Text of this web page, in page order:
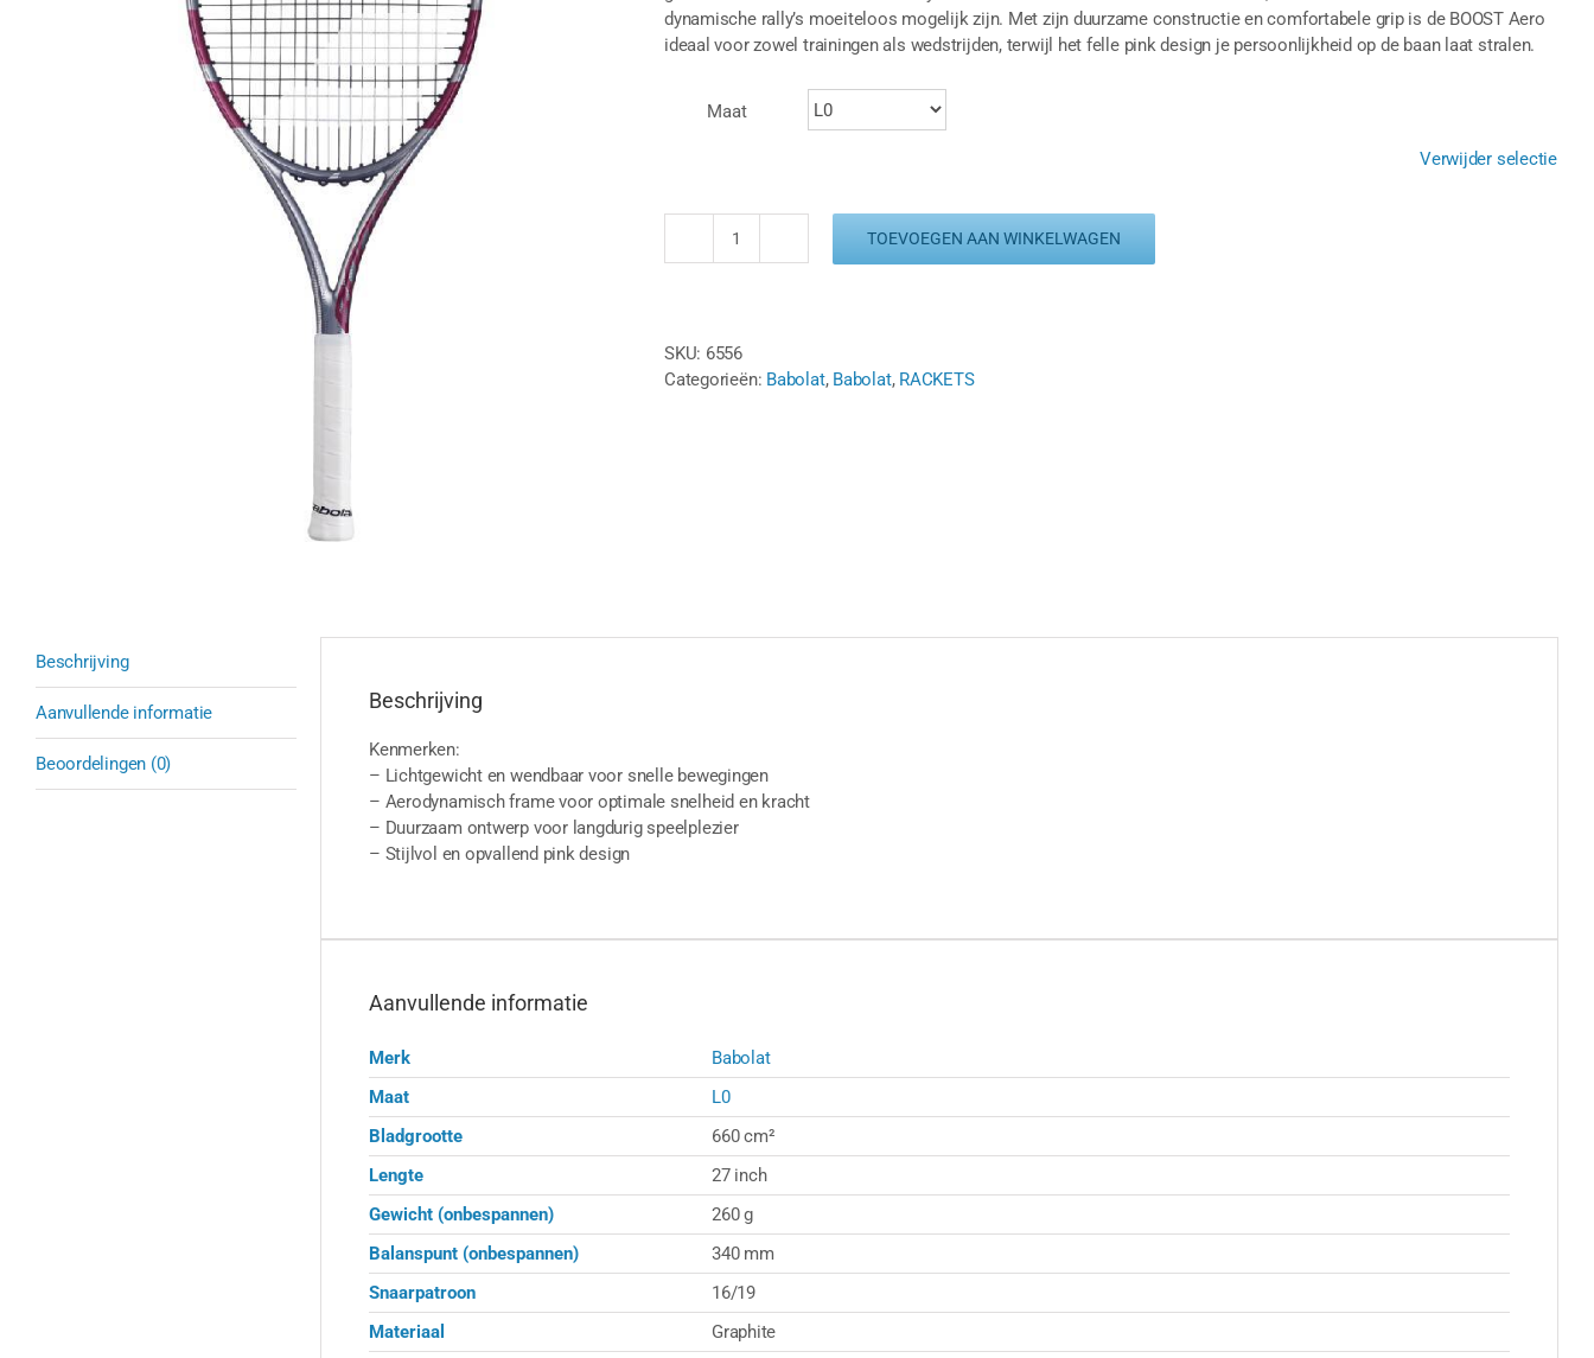
dynamische rally’s moeiteloos mogelijk zijn. Met zijn duurzame constructie en comfortabele grip is de BOOST Aero
ideaal voor zowel trainingen als wedstrijden, terwijl het felle pink design je persoonlijkheid op de baan laat stralen.
Maat
Verwijder selectie
BABOLAT
g)
-
TOEVOEGEN AAN WINKELWAGEN
SKU: 6556
Categorieën: Babolat, Babolat, RACKETS
Beschrijving
Aanvullende informatie
Beoordelingen (0)
Beschrijving
Kenmerken:
– Lichtgewicht en wendbaar voor snelle bewegingen
– Aerodynamisch frame voor optimale snelheid en kracht
– Duurzaam ontwerp voor langdurig speelplezier
– Stijlvol en opvallend pink design
Aanvullende informatie
Merk
Babolat
Maat
L0
Bladgrootte
660 cm²
Lengte
27 inch
Gewicht (onbespannen)
260 g
Balanspunt (onbespannen)
340 mm
Snaarpatroon
16/19
Materiaal
Graphite